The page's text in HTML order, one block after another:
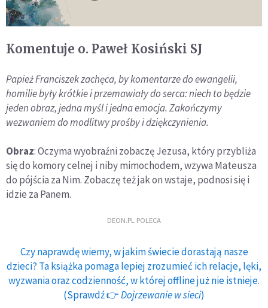
Komentuje o. Paweł Kosiński SJ
Papież Franciszek zachęca, by komentarze do ewangelii,
homilie były krótkie i przemawiały do serca: niech to będzie
jeden obraz, jedna myśl i jedna emocja. Zakończymy
wezwaniem do modlitwy prośby i dziękczynienia.
Obraz: Oczyma wyobraźni zobaczę Jezusa, który przybliża
się do komory celnej i niby mimochodem, wzywa Mateusza
do pójścia za Nim. Zobaczę też jak on wstaje, podnosi się i
idzie za Panem.
DEON.PL POLECA
Czy naprawdę wiemy, w jakim świecie dorastają nasze
dzieci? Ta książka pomaga lepiej zrozumieć ich relacje, lęki,
wyzwania oraz codzienność, w której offline już nie istnieje.
(Sprawdź 👉Dojrzewanie w sieci)